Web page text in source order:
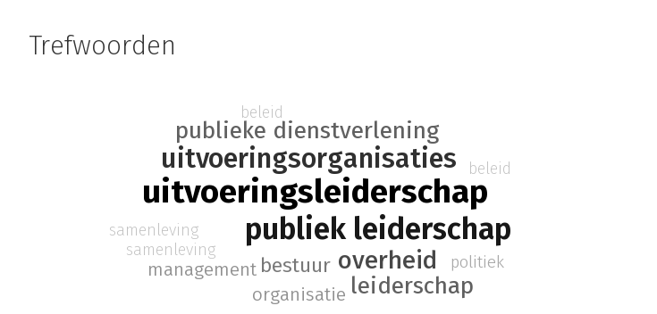
Trefwoorden
uitvoeringsleiderschap
publiek leiderschap
uitvoeringsorganisaties
overheid
publieke dienstverlening
leiderschap
bestuur
organisatie
management politiek
samenleving
beleid
samenleving
beleid